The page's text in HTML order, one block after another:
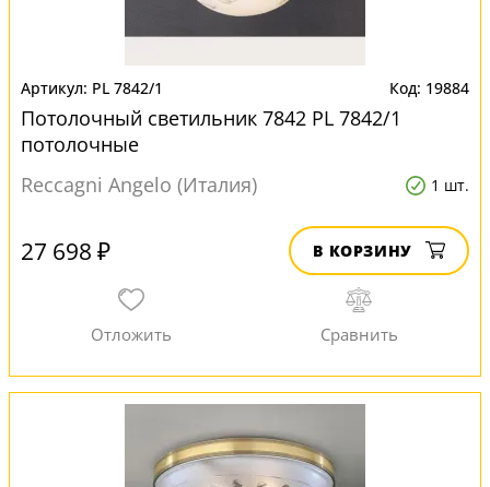
PL 7842/1 19884
Потолочный светильник 7842 PL 7842/1
потолочные
Reccagni Angelo (Италия)
1 шт.
27 698 ₽ В КОРЗИНУ